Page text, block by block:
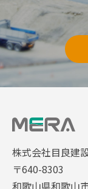
株式会社目良建
〒640-8303